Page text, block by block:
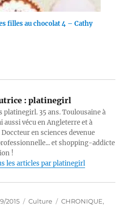
filles au chocolat 4 – Cathy
: platinegirl
platinegirl. 35 ans. Toulousaine à
aussi vécu en Angleterre et à
en sciences devenue
et shopping-addicte
!
les articles par platinegirl
2015 Catégories
Culture Étiquettes
CHRONIQUE,